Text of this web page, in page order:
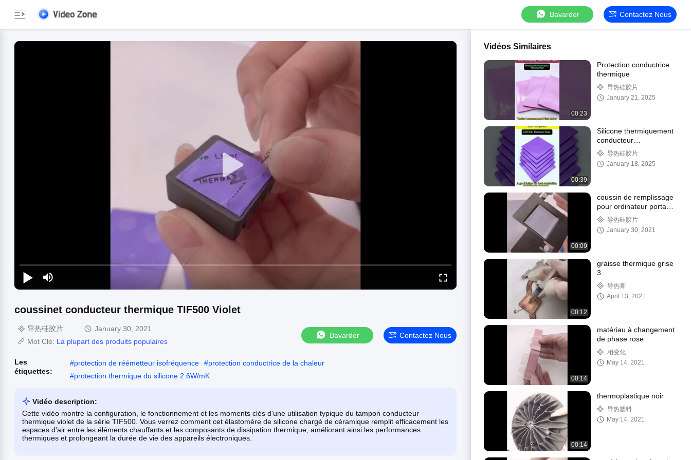
Bavarder Contactez Nous
coussinet conducteur thermique TIF500 Violet
导热硅胶片
January 30, 2021
Mot Clé: La plupart des produits populaires
Bavarder Contactez Nous
Les
étiquettes:
#protection de réémetteur isofréquence #protection conductrice de la chaleur
#protection thermique du silicone 2.6W/mK
Vidéo description:
Cette vidéo montre la configuration, le fonctionnement et les moments clés d'une utilisation typique du tampon conducteur
thermique violet de la série TIF500. Vous verrez comment cet élastomère de silicone chargé de céramique remplit efficacement les
espaces d'air entre les éléments chauffants et les composants de dissipation thermique, améliorant ainsi les performances
thermiques et prolongeant la durée de vie des appareils électroniques.
Vidéos Similaires
00:23
Protection conductrice
thermique
导热硅胶片
January 21, 2025
00:39
Silicone thermiquement
conducteur
personnalisé en gros
pour le refroidissement
du processeur GPU
导热硅胶片
January 18, 2025
00:09
coussin de remplissage
pour ordinateur portable
TIF800 gris
导热硅胶片
January 30, 2021
00:12
graisse thermique grise
3
导热膏
April 13, 2021
00:14
matériau à changement
de phase rose
相变化
May 14, 2021
00:14
thermoplastique noir
导热塑料
May 14, 2021